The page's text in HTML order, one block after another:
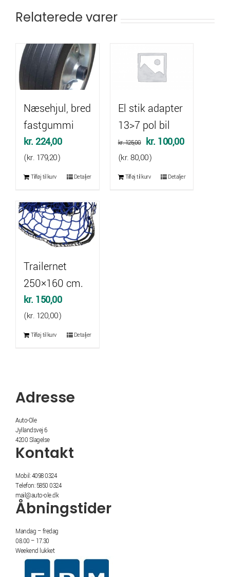
Relaterede varer
Næsehjul, bred
fastgummi
kr.224,00
(kr. 179,20)
Tilføj til kurv Detaljer
El stik adapter
13>7 pol bil
kr.125,00
Den
oprindelige
pris
kr. 100,00Den
pris
(kr.80,00)
Tilføj til kurv Detaljer
Trailernet
250×160 cm.
kr. 150,00
(kr. 120,00)
Tilføj til kurv Detaljer
Adresse
Auto-Ole
Jyllandsvej 6
4200 Slagelse
Kontakt
Mobil: 4098 0324
Telefon: 5850 0324
mail@auto-ole.dk
Åbningstider
Mandag – fredag
08.00 – 17.30
Weekend lukket